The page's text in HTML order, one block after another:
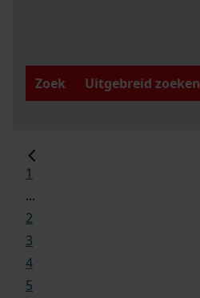
Zoek
Uitgebreid zoeken
1
...
2
3
4
5